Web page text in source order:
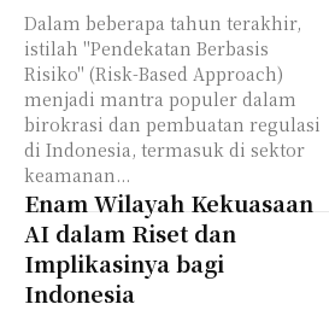
Dalam beberapa tahun terakhir,
istilah "Pendekatan Berbasis
Risiko" (Risk-Based Approach)
menjadi mantra populer dalam
birokrasi dan pembuatan regulasi
di Indonesia, termasuk di sektor
keamanan...
Enam Wilayah Kekuasaan
AI dalam Riset dan
Implikasinya bagi
Indonesia